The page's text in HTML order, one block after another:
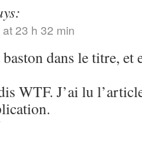
23 h 32 min
dans le titre, et
WTF. J’ai lu